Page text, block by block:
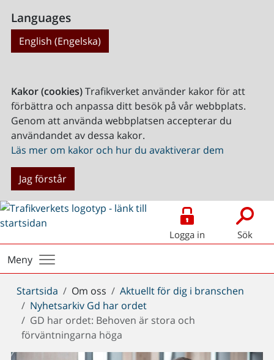
Languages
English (Engelska)
Kakor (cookies)Trafikverket använder kakor för att
förbättra och anpassa ditt besök på vår webbplats.
Genom att använda webbplatsen accepterar du
användandet av dessa kakor.
Läs mer om kakor och hur du avaktiverar dem
Jag förstår
Logga in Sök
Meny
Du
är
här:
Startsida Om oss
Aktuellt för dig i branschen
Nyhetsarkiv Gd har ordet
GD har ordet: Behoven är stora och
förväntningarna höga